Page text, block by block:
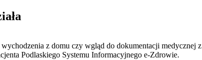
z domu czy wgląd do dokumentacji medycznej z
Podlaskiego Systemu Informacyjnego e-Zdrowie.